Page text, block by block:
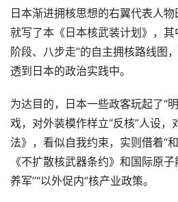
日本渐进拥核思想的右翼代表人
就写了本《日本核武装计划》，
阶段、八步走”的自主拥核路线图
透到日本的政治实践中。
为达目的，日本一些政客玩起了“
戏，对外装模作样立“反核”人设
法》，看似自我约束，实则借着“
《不扩散核武器条约》和国际原
养军”“以外促内”核产业政策。